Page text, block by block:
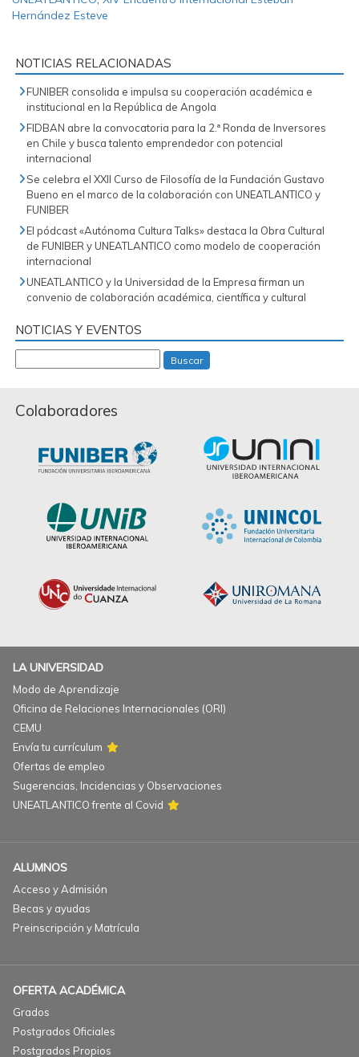
Hernández Esteve
NOTICIAS RELACIONADAS
FUNIBER consolida e impulsa su cooperación académica e
institucional en la República de Angola
FIDBAN abre la convocatoria para la 2.ª Ronda de Inversores
en Chile y busca talento emprendedor con potencial
internacional
Se celebra el XXII Curso de Filosofía de la Fundación Gustavo
Bueno en el marco de la colaboración con UNEATLANTICO y
FUNIBER
El pódcast «Autónoma Cultura Talks» destaca la Obra Cultural
de FUNIBER y UNEATLANTICO como modelo de cooperación
internacional
UNEATLANTICO y la Universidad de la Empresa firman un
convenio de colaboración académica, científica y cultural
NOTICIAS Y EVENTOS
Buscar
Colaboradores
LA UNIVERSIDAD
Modo de Aprendizaje
Oficina de Relaciones Internacionales (ORI)
CEMU
Envía tu currículum
Ofertas de empleo
Sugerencias, Incidencias y Observaciones
UNEATLANTICO frente al Covid
ALUMNOS
Acceso y Admisión
Becas y ayudas
Preinscripción y Matrícula
OFERTA ACADÉMICA
Grados
Postgrados Oficiales
Postgrados Propios